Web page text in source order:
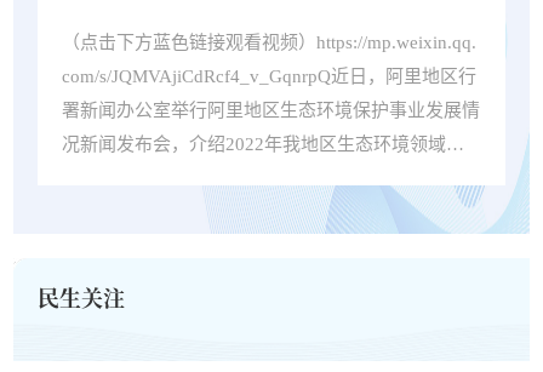
（点击下方蓝色链接观看视频）https://mp.weixin.qq.
com/s/JQMVAjiCdRcf4_v_GqnrpQ近日，阿里地区行
署新闻办公室举行阿里地区生态环境保护事业发展情
况新闻发布会，介绍2022年我地区生态环境领域工
民生关注